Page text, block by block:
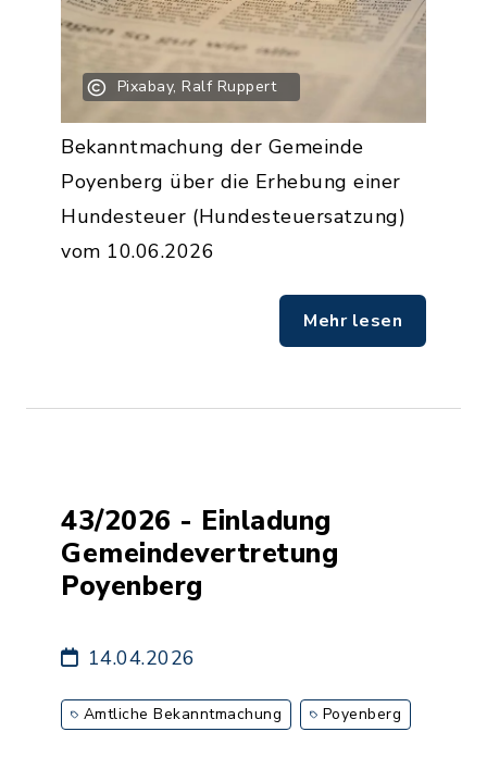
Pixabay, Ralf Ruppert
Bekanntmachung der Gemeinde
Poyenberg über die Erhebung einer
Hundesteuer (Hundesteuersatzung)
vom 10.06.2026
Mehr lesen
43/2026 - Einladung
Gemeindevertretung
Poyenberg
14.04.2026
Amtliche Bekanntmachung Poyenberg